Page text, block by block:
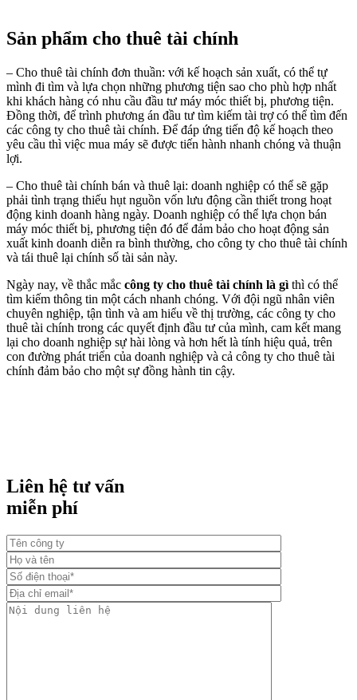
Sản phẩm cho thuê tài chính
– Cho thuê tài chính đơn thuần: với kế hoạch sản xuất, có thể tự
mình đi tìm và lựa chọn những phương tiện sao cho phù hợp nhất
khi khách hàng có nhu cầu đầu tư máy móc thiết bị, phương tiện.
Đồng thời, để trình phương án đầu tư tìm kiếm tài trợ có thể tìm đến
các công ty cho thuê tài chính. Để đáp ứng tiến độ kế hoạch theo
yêu cầu thì việc mua máy sẽ được tiến hành nhanh chóng và thuận
lợi.
– Cho thuê tài chính bán và thuê lại: doanh nghiệp có thể sẽ gặp
phải tình trạng thiếu hụt nguồn vốn lưu động cần thiết trong hoạt
động kinh doanh hàng ngày. Doanh nghiệp có thể lựa chọn bán
máy móc thiết bị, phương tiện đó để đảm bảo cho hoạt động sản
xuất kinh doanh diễn ra bình thường, cho công ty cho thuê tài chính
và tái thuê lại chính số tài sản này.
Ngày nay, về thắc mắc công ty cho thuê tài chính là gì thì có thể
tìm kiếm thông tin một cách nhanh chóng. Với đội ngũ nhân viên
chuyên nghiệp, tận tình và am hiểu về thị trường, các công ty cho
thuê tài chính trong các quyết định đầu tư của mình, cam kết mang
lại cho doanh nghiệp sự hài lòng và hơn hết là tính hiệu quả, trên
con đường phát triển của doanh nghiệp và cả công ty cho thuê tài
chính đảm bảo cho một sự đồng hành tin cậy.
Liên hệ tư vấn
miễn phí